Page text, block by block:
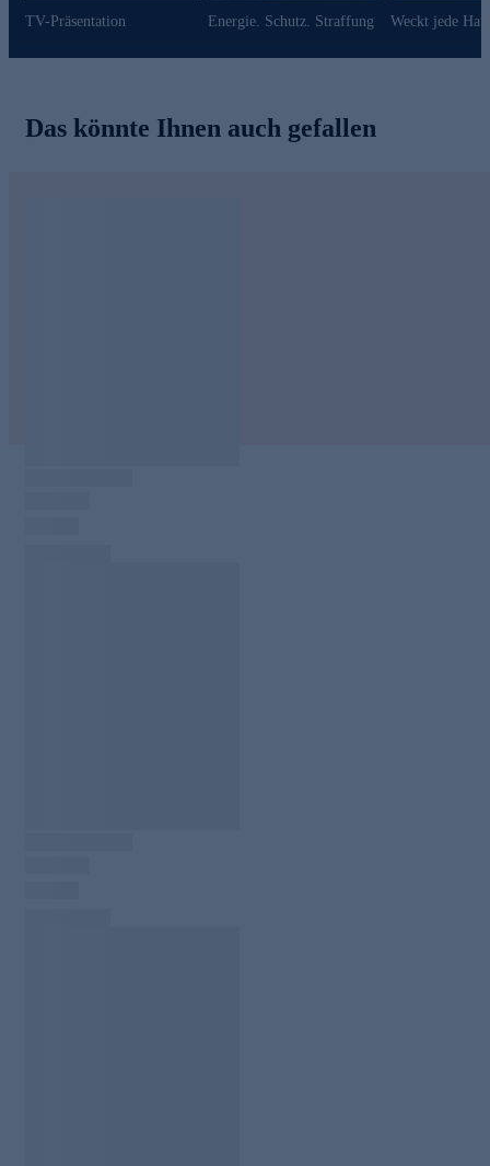
TV-Präsentation Energie. Schutz. Straffung Weckt jede
Das könnte Ihnen auch gefallen